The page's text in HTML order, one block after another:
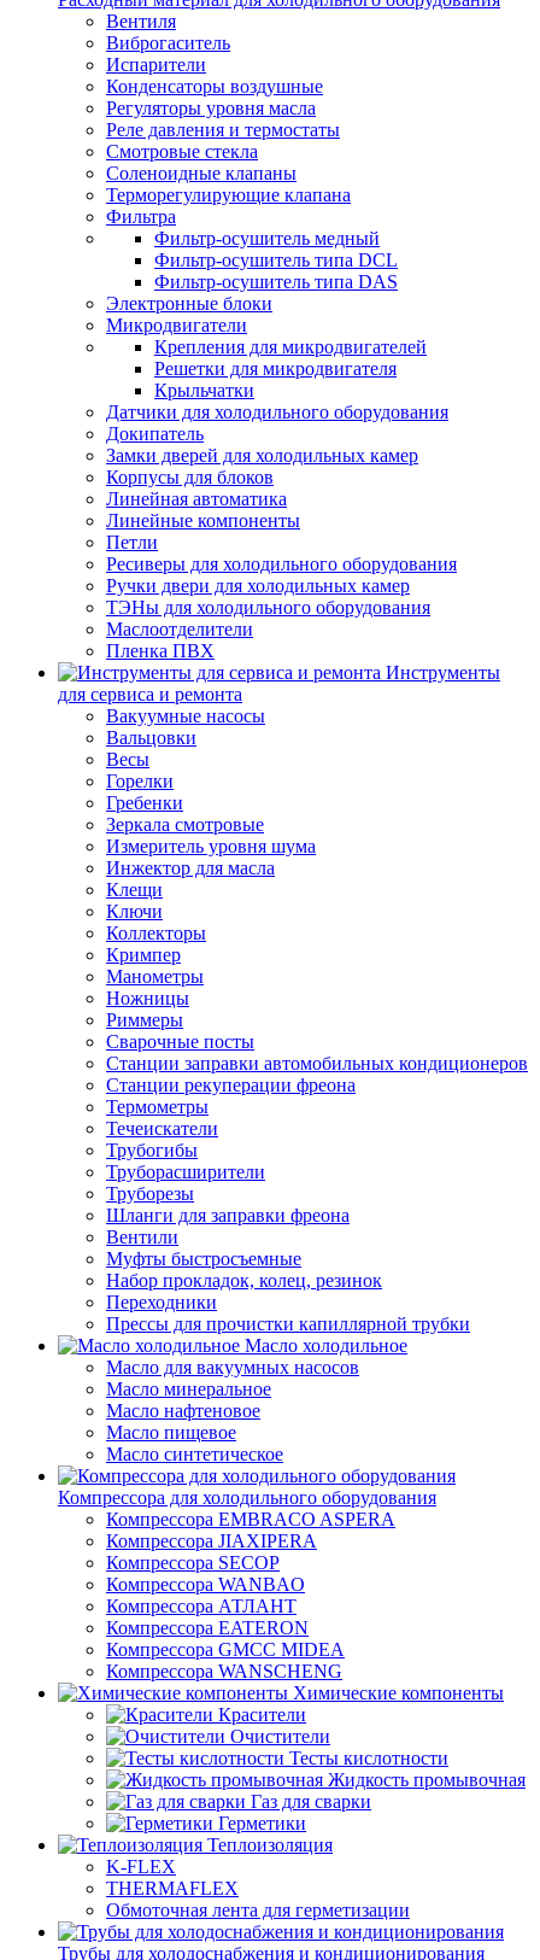
Вентиля
Виброгаситель
Испарители
Конденсаторы воздушные
Регуляторы уровня масла
Реле давления и термостаты
Смотровые стекла
Соленоидные клапаны
Терморегулирующие клапана
Фильтра
Фильтр-осушитель медный
Фильтр-осушитель типа DCL
Фильтр-осушитель типа DAS
Электронные блоки
Микродвигатели
Крепления для микродвигателей
Решетки для микродвигателя
Крыльчатки
Датчики для холодильного оборудования
Докипатель
Замки дверей для холодильных камер
Корпусы для блоков
Линейная автоматика
Линейные компоненты
Петли
Ресиверы для холодильного оборудования
Ручки двери для холодильных камер
ТЭНы для холодильного оборудования
Маслоотделители
Пленка ПВХ
Инструменты
для сервиса и ремонта
Вакуумные насосы
Вальцовки
Весы
Горелки
Гребенки
Зеркала смотровые
Измеритель уровня шума
Инжектор для масла
Клещи
Ключи
Коллекторы
Кримпер
Манометры
Ножницы
Риммеры
Сварочные посты
Станции заправки автомобильных кондиционеров
Станции рекуперации фреона
Термометры
Течеискатели
Трубогибы
Труборасширители
Труборезы
Шланги для заправки фреона
Вентили
Муфты быстросъемные
Набор прокладок, колец, резинок
Переходники
Прессы для прочистки капиллярной трубки
Масло холодильное
Масло для вакуумных насосов
Масло минеральное
Масло нафтеновое
Масло пищевое
Масло синтетическое
Компрессора для холодильного оборудования
Компрессора EMBRACO ASPERA
Компрессора JIAXIPERA
Компрессора SECOP
Компрессора WANBAO
Компрессора АТЛАНТ
Компрессора EATERON
Компрессора GMCC MIDEA
Компрессора WANSCHENG
Химические компоненты
Красители
Очистители
Тесты кислотности
Жидкость промывочная
Газ для сварки
Герметики
Теплоизоляция
K-FLEX
THERMAFLEX
Обмоточная лента для герметизации
Трубы для холодоснабжения и кондиционирования